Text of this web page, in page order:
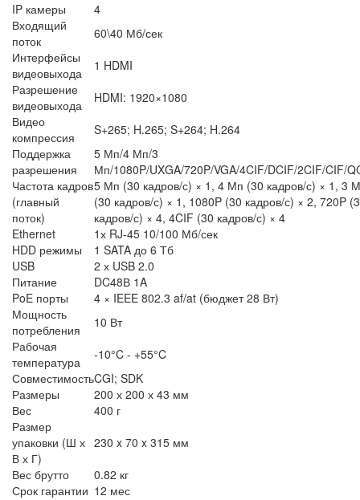
IP камеры
4
Входящий
поток
60\40 Мб/сек
Интерфейсы
видеовыхода
1 HDMI
Разрешение
видеовыхода
HDMI: 1920×1080
Видео
компрессия
S+265; H.265; S+264; H.264
Поддержка
разрешения
5 Мп/4 Мп/3
Мп/1080P/UXGA/720P/VGA/4CIF/DCIF/2CIF/CIF/
Частота кадров
(главный
поток)
5 Мп (30 кадров/с) × 1, 4 Мп (30 кадров/с) × 1, 3
(30 кадров/с) × 1, 1080P (30 кадров/с) × 2, 720P
кадров/с) × 4, 4CIF (30 кадров/с) × 4
Ethernet
1х RJ-45 10/100 Мб/сек
HDD режимы
1 SATA до 6 Тб
USB
2 х USB 2.0
Питание
DC48В 1A
PoE порты
4 × IEEE 802.3 af/at (бюджет 28 Вт)
Мощность
потребления
10 Вт
Рабочая
температура
-10°C - +55°C
СовместимостьCGI; SDK
Размеры
200 х 200 х 43 мм
Вес
400 г
Размер
упаковки (Ш х
В х Г)
230 x 70 x 315 мм
Вес брутто
0.82 кг
Срок гарантии 12 мес